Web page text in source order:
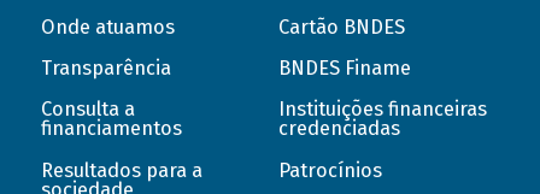
Onde atuamos
Transparência
Consulta a
financiamentos
Resultados para a
sociedade
Cartão BNDES
BNDES Finame
Instituições financeiras
credenciadas
Patrocínios